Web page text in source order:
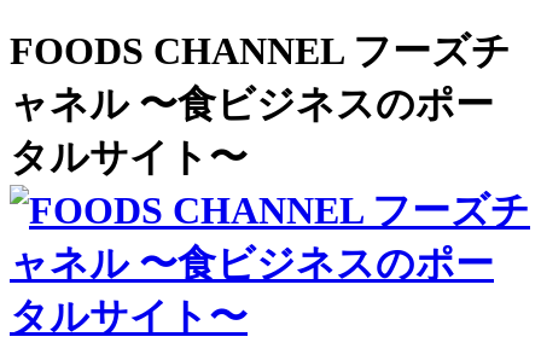
FOODS CHANNEL フーズチ
ャネル 〜食ビジネスのポー
タルサイト〜